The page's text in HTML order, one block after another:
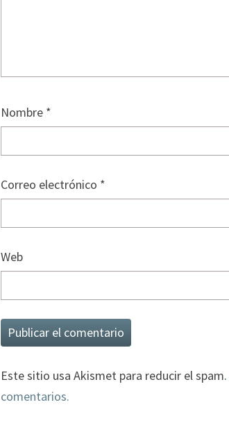
Nombre *
Correo electrónico *
Web
Este sitio usa Akismet para reducir el spam.
comentarios.